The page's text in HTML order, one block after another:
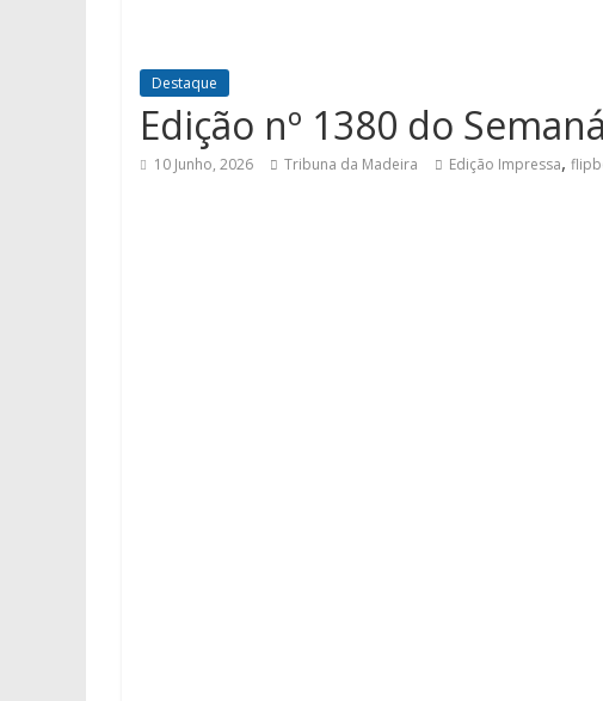
Destaque
Edição nº 1380 do
10 Junho, 2026 Tribuna da Madeira Edição Impressa,